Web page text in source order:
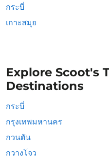
กระบี่
เกาะสมุย
Explore Scoot's
Destinations
กระบี่
กรุงเทพมหานคร
กวนตัน
กวางโจว